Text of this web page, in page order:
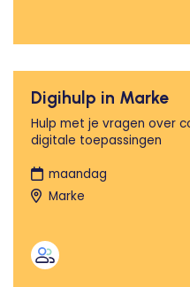
Digihulp in Marke
Hulp met je vragen over
digitale toepassingen
maandag
Marke